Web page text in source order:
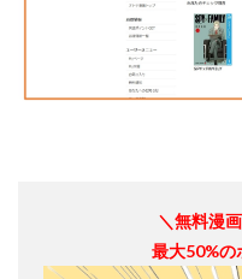
＼無料漫
最大50%の